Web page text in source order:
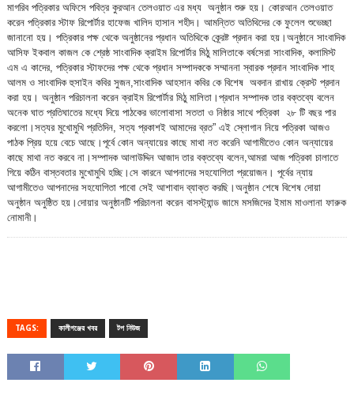
মাগরিব পত্রিকার অফিসে পবিত্র কুরআন তেলওয়াত এর মধ্য অনুষ্ঠান শুরু হয়। কোরআন তেলওয়াত
করেন পত্রিকার স্টাফ রিপোর্টার হাফেজ খালিদ হাসান শহীদ। আমন্তিত অতিথিদের কে ফুলেল শুভেচ্ছা
জানানো হয়। পত্রিকার পক্ষ থেকে অনুষ্ঠানের প্রধান অতিথিকে ক্র্রেষ্ট প্রদান করা হয়।অনুষ্ঠানে সাংবাদিক
আসিফ ইকবাল কাজল কে শ্রেষ্ঠ সাংবাদিক ক্রাইম রিপোর্টার মিঠু মালিতাকে বর্ষসেরা সাংবাদিক, কলামিস্ট
এম এ কাদের, পত্রিকার স্টাফদের পক্ষ থেকে প্রধান সম্পাদককে সম্মাননা স্বারক প্রদান সাংবাদিক শাহ
আলম ও সাংবাদিক হুসাইন কবির সুজন,সাংবাদিক আহসান কবির কে বিশেষ অবদান রাখায় ক্রেস্ট প্রদান
করা হয়। অনুষ্ঠান পরিচালনা করেন ক্রাইম রিপোর্টার মিঠু মালিতা।প্রধান সম্পাদক তার বক্তব্যে বলেন
অনেক ঘাত প্রতিঘাতের মধ্যে দিয়ে পাঠকের ভালোবাসা সততা ও নিষ্ঠার সাথে পত্রিকা ২৮ টি বছর পার
করলো।সত্যর মুখোমুখি প্রতিদিন, সত্য প্রকাশই আমাদের ব্রত” এই স্লোগান নিয়ে পত্রিকা আজও
পাঠক প্রিয় হয়ে বেচে আছে।পূর্বে কোন অন্যায়ের কাছে মাথা নত করেনি আগামীতেও কোন অন্যায়ের
কাছে মাথা নত করবে না।সম্পাদক আলাউদ্দিন আজাদ তার বক্তব্যে বলেন,আমরা আজ পত্রিকা চালাতে
গিয়ে কঠিন বাস্তবতার মুখোমুখি হচ্ছি।সে কারনে আপনাদের সহযোগিতা প্রয়োজন। পূর্বের ন্যায়
আগামীতেও আপনাদের সহযোগিতা পাবো সেই আশাবাদ ব্যাক্ত করছি।অনুষ্ঠান শেষে বিশেষ দোয়া
অনুষ্ঠান অনুষ্ঠিত হয়।দোয়ার অনুষ্ঠানটি পরিচালনা করেন বাসস্ট্যান্ড জামে মসজিদের ইমাম মাওলানা ফারুক
নোমানী।
TAGS: কালীগঞ্জের খবর টপ নিউজ